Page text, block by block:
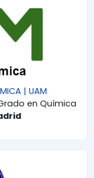
| UAM
en Química
| USC